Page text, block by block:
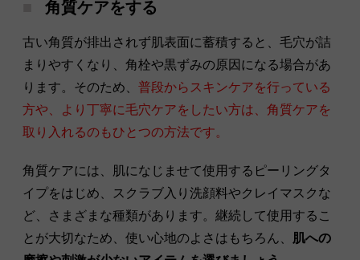
角質ケアをする
古い角質が排出されず肌表面に蓄積すると、毛穴が詰
まりやすくなり、角栓や黒ずみの原因になる場合があ
ります。そのため、 普段からスキンケアを行っている
方や、より丁寧に毛穴ケアをしたい方は、角質ケアを
取り入れるのもひとつの方法です。
角質ケアには、肌になじませて使用するピーリングタ
イプをはじめ、スクラブ入り洗顔料やクレイマスクな
ど、さまざまな種類があります。継続して使用するこ
とが大切なため、使い心地のよさはもちろん、
肌への